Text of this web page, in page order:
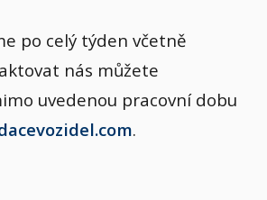
po celý týden včetně
nás můžete
uvedenou pracovní dobu
.